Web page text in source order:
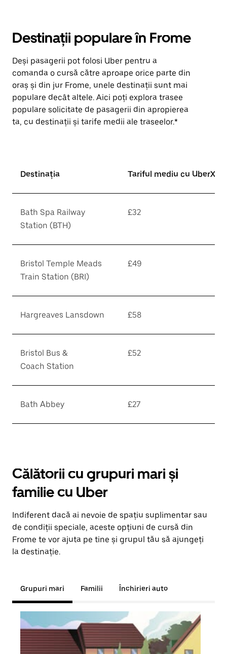
Destinații populare în Frome
Deși pasagerii pot folosi Uber pentru a
comanda o cursă către aproape orice parte din
oraș și din jur Frome, unele destinații sunt mai
populare decât altele. Aici poți explora trasee
populare solicitate de pasagerii din apropierea
ta, cu destinații și tarife medii ale traseelor.*
Destinația Tariful mediu cu UberX*
Bath Spa Railway
Station (BTH)
£32
Bristol Temple Meads
Train Station (BRI)
£49
Hargreaves Lansdown £58
Bristol Bus &
Coach Station
£52
Bath Abbey £27
Călătorii cu grupuri mari și
familie cu Uber
Indiferent dacă ai nevoie de spațiu suplimentar sau
de condiții speciale, aceste opțiuni de cursă din
Frome te vor ajuta pe tine și grupul tău să ajungeți
la destinație.
Grupuri mari Familii Închirieri auto